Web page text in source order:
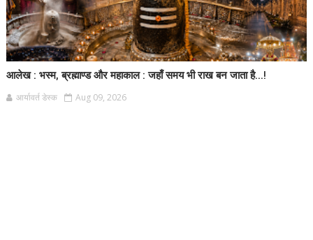
आलेख : भस्म, ब्रह्माण्ड और महाकाल : जहाँ समय भी राख बन जाता है...!
आर्यावर्त डेस्क Aug 09, 2026